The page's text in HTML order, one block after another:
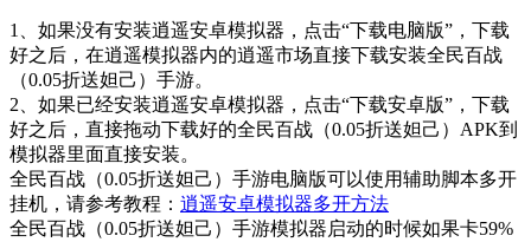
1、如果没有安装逍遥安卓模拟器，点击“下载电脑版”，下载
好之后，在逍遥模拟器内的逍遥市场直接下载安装全民百战
（0.05折送妲己）手游。
2、如果已经安装逍遥安卓模拟器，点击“下载安卓版”，下载
好之后，直接拖动下载好的全民百战（0.05折送妲己）APK到
模拟器里面直接安装。
全民百战（0.05折送妲己）手游电脑版可以使用辅助脚本多开
挂机，请参考教程： 逍遥安卓模拟器多开方法
全民百战（0.05折送妲己）手游模拟器启动的时候如果卡59%